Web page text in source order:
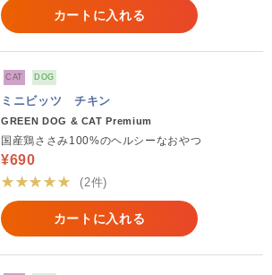
カートに入れる
CAT DOG
ミニビッツ チキン
GREEN DOG & CAT Premium
国産鶏ささみ100%のヘルシーなおやつ
¥690
★★★★★
(2件)
カートに入れる